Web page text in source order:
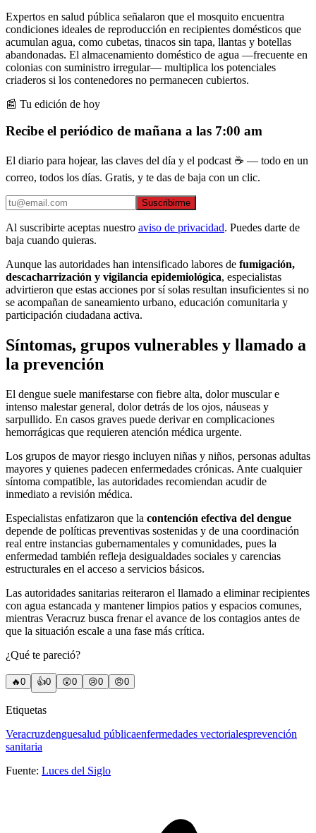
Expertos en salud pública señalaron que el mosquito encuentra
condiciones ideales de reproducción en recipientes domésticos que
acumulan agua, como cubetas, tinacos sin tapa, llantas y botellas
abandonadas. El almacenamiento doméstico de agua —frecuente en
colonias con suministro irregular— multiplica los potenciales
criaderos si los contenedores no permanecen cubiertos.
📰 Tu edición de hoy
Recibe el periódico de mañana a las 7:00 am
El diario para hojear, las claves del día y el podcast ☕ — todo en un
correo, todos los días. Gratis, y te das de baja con un clic.
Suscribirme
Al suscribirte aceptas nuestro aviso de privacidad. Puedes darte de
baja cuando quieras.
Aunque las autoridades han intensificado labores de fumigación,
descacharrización y vigilancia epidemiológica, especialistas
advirtieron que estas acciones por sí solas resultan insuficientes si no
se acompañan de saneamiento urbano, educación comunitaria y
participación ciudadana activa.
Síntomas, grupos vulnerables y llamado a
la prevención
El dengue suele manifestarse con fiebre alta, dolor muscular e
intenso malestar general, dolor detrás de los ojos, náuseas y
sarpullido. En casos graves puede derivar en complicaciones
hemorrágicas que requieren atención médica urgente.
Los grupos de mayor riesgo incluyen niñas y niños, personas adultas
mayores y quienes padecen enfermedades crónicas. Ante cualquier
síntoma compatible, las autoridades recomiendan acudir de
inmediato a revisión médica.
Especialistas enfatizaron que la contención efectiva del dengue
depende de políticas preventivas sostenidas y de una coordinación
real entre instancias gubernamentales y comunidades, pues la
enfermedad también refleja desigualdades sociales y carencias
estructurales en el acceso a servicios básicos.
Las autoridades sanitarias reiteraron el llamado a eliminar recipientes
con agua estancada y mantener limpios patios y espacios comunes,
mientras Veracruz busca frenar el avance de los contagios antes de
que la situación escale a una fase más crítica.
¿Qué te pareció?
🔥0 👍0 😲0 😢0 😠0
Etiquetas
Veracruzdenguesalud públicaenfermedades vectorialesprevención
sanitaria
Fuente: Luces del Siglo